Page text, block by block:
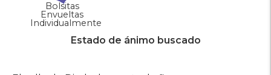
Bolsitas
Envueltas
Individualmente
Estado de ánimo buscado